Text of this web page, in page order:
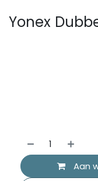
Yonex
Aan